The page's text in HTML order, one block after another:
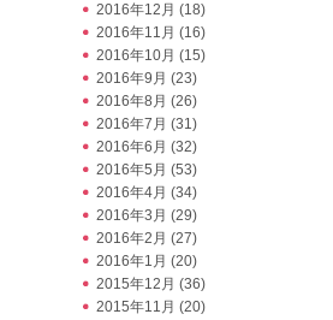
2016年12月 (18)
2016年11月 (16)
2016年10月 (15)
2016年9月 (23)
2016年8月 (26)
2016年7月 (31)
2016年6月 (32)
2016年5月 (53)
2016年4月 (34)
2016年3月 (29)
2016年2月 (27)
2016年1月 (20)
2015年12月 (36)
2015年11月 (20)